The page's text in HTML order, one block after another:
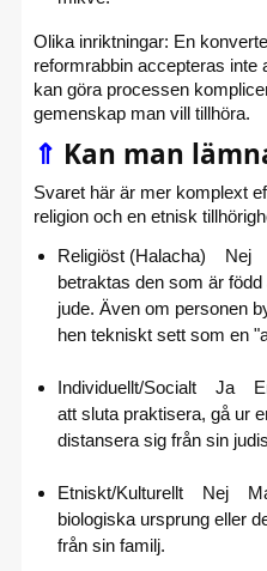
Olika inriktningar: En
reformrabbin accepteras inte
kan göra processen
gemenskap man vill tillhöra.
⇑ Kan man
Svaret här är mer komplext
religion och en etnisk
Religiöst (Halacha) Nej
betraktas den som är
jude. Även om personen
hen tekniskt sett som en
Individuellt/Socialt Ja
att sluta praktisera, gå ur
distansera sig från sin
Etniskt/Kulturellt Nej
biologiska ursprung eller
från sin familj.